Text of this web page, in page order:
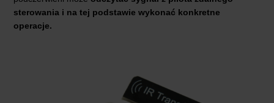
sterowania i na tej podstawie wykonać konkretne
operacje.